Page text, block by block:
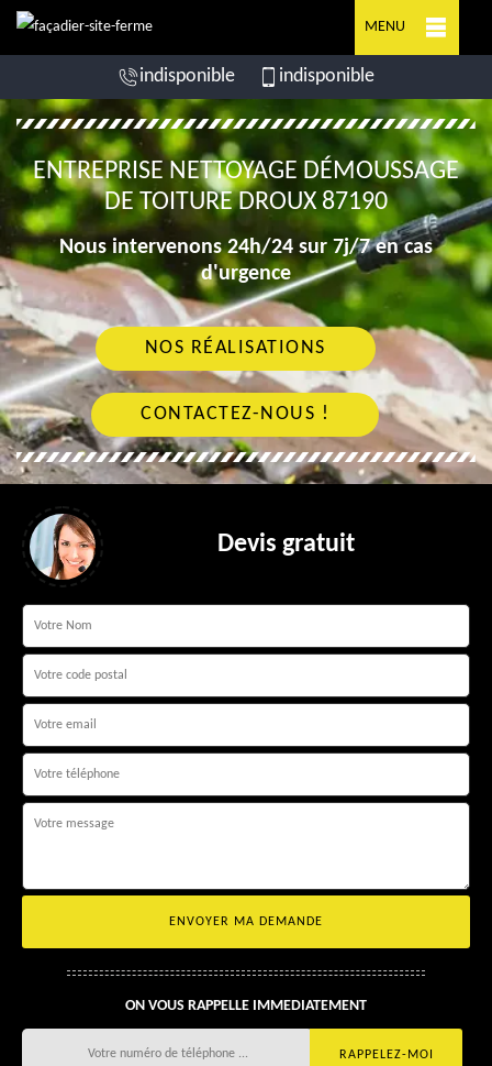
MENU
indisponible indisponible
ENTREPRISE NETTOYAGE DÉMOUSSAGE
DE TOITURE DROUX 87190
Nous intervenons 24h/24 sur 7j/7 en cas
d'urgence
NOS RÉALISATIONS
CONTACTEZ-NOUS !
Devis gratuit
ON VOUS RAPPELLE IMMEDIATEMENT